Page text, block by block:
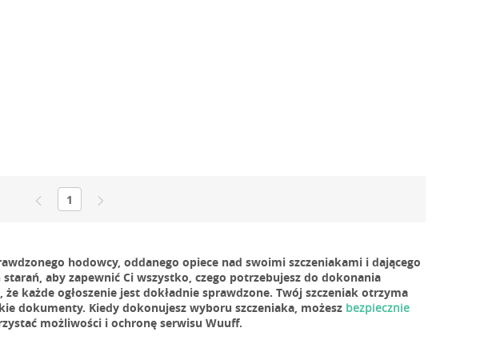
1
hodowcy, oddanego opiece nad swoimi szczeniakami i dającego
aby zapewnić Ci wszystko, czego potrzebujesz do dokonania
każde ogłoszenie jest dokładnie sprawdzone. Twój szczeniak otrzyma
dokumenty. Kiedy dokonujesz wyboru szczeniaka, możesz bezpiecznie
możliwości i ochronę serwisu Wuuff.